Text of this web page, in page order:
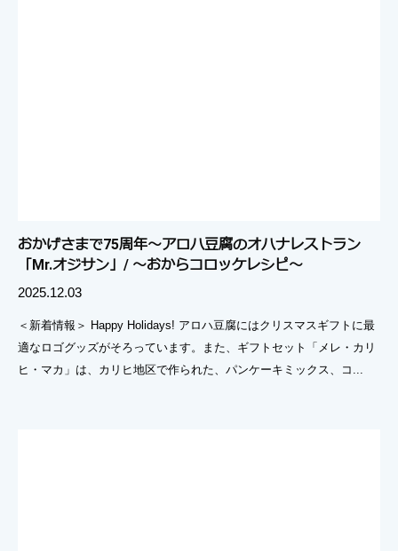
おかげさまで75周年〜アロハ豆腐のオハナレストラン
「Mr.オジサン」/ 〜おからコロッケレシピ〜
2025.12.03
＜新着情報＞ Happy Holidays! アロハ豆腐にはクリスマスギフトに最
適なロゴグッズがそろっています。また、ギフトセット「メレ・カリ
ヒ・マカ」は、カリヒ地区で作られた、パンケーキミックス、コ...